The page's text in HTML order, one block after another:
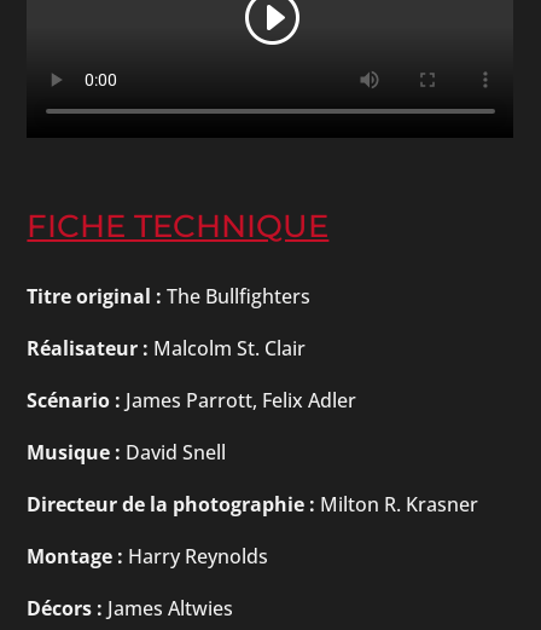
FICHE TECHNIQUE
Titre original : The Bullfighters
Réalisateur : Malcolm St. Clair
Scénario : James Parrott, Felix Adler
Musique : David Snell
Directeur de la photographie : Milton R. Krasner
Montage : Harry Reynolds
Décors : James Altwies